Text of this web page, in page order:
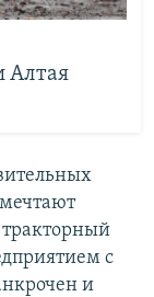
Алтая
тракторный
с
и